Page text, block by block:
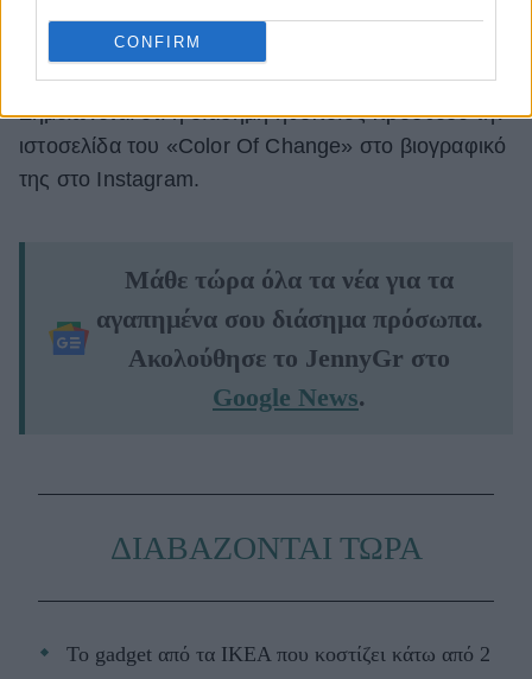
CONFIRM
Σημειώνεται ότι η διάσημη ηθοποιός πρόσθεσε την
ιστοσελίδα του «Color Of Change» στο βιογραφικό
της στο Instagram.
Μάθε τώρα όλα τα νέα για τα
αγαπημένα σου διάσημα πρόσωπα.
Ακολούθησε το JennyGr στο
Google News.
ΔΙΑΒΑΖΟΝΤΑΙ ΤΩΡΑ
Το gadget από τα IKEA που κοστίζει κάτω από 2